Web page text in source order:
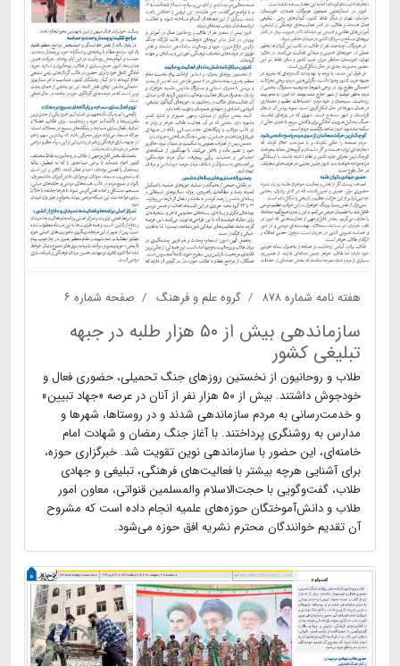
هفته نامه شماره ۸۷۸ گروه علم و فرهنگ صفحه شماره ۶
سازماندهی بیش از ۵۰ هزار طلبه در جبهه
تبلیغی کشور
طلاب و روحانیون از نخستین روزهای جنگ تحمیلی، حضوری فعال و
خودجوش داشتند. بیش از ۵۰ هزار نفر از آنان در عرصه «جهاد تبیین»
و خدمت‌رسانی به مردم سازماندهی شدند و در روستاها، شهرها و
مدارس به روشنگری پرداختند. با آغاز جنگ رمضان و شهادت امام
خامنه‌ای، این حضور با سازماندهی نوین تقویت شد. خبرگزاری حوزه،
برای آشنایی هرچه بیشتر با فعالیت‌های فرهنگی، تبلیغی و جهادی
طلاب، گفت‌وگویی با حجت‌الاسلام والمسلمین قنواتی، معاون امور
طلاب و دانش‌آموختگان حوزه‌های علمیه انجام داده است که مشروح
آن تقدیم خوانندگان محترم نشریه افق حوزه می‌شود.